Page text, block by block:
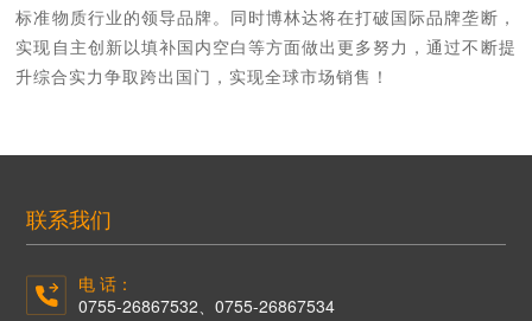
标准物质行业的领导品牌。同时博林达将在打破国际品牌垄断，
实现自主创新以填补国内空白等方面做出更多努力，通过不断提
升综合实力争取跨出国门，实现全球市场销售！
联系我们
电 话：
0755-26867532、0755-26867534